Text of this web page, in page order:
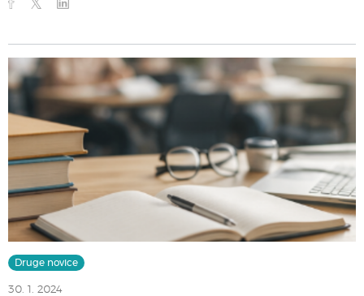
Druge novice
30. 1. 2024